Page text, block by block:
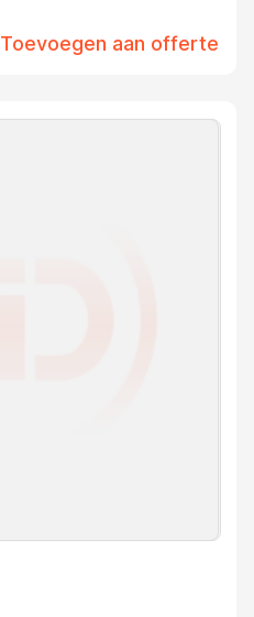
Toevoegen aan offerte